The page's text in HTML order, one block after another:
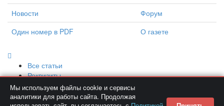
Новости
Форум
Один номер в PDF
О газете
Все статьи
Реквизиты
Контакты
Политика конфиденциальности
Мы используем файлы cookie и сервисы
аналитики для работы сайта. Продолжая